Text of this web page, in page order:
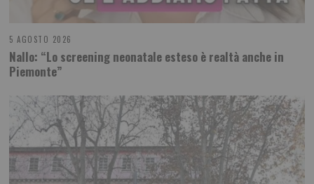
5 AGOSTO 2026
Nallo: “Lo screening neonatale esteso è realtà anche in
Piemonte”